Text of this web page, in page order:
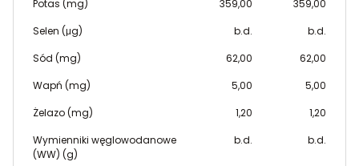
Potas (mg)
359,00
359,00
Selen (μg)
b.d.
b.d.
Sód (mg)
62,00
62,00
Wapń (mg)
5,00
5,00
Żelazo (mg)
1,20
1,20
Wymienniki węglowodanowe
(WW) (g)
b.d. b.d.